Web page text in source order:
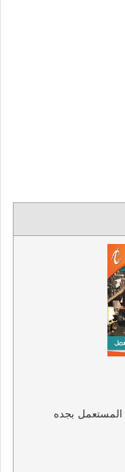
المستعمل بجده